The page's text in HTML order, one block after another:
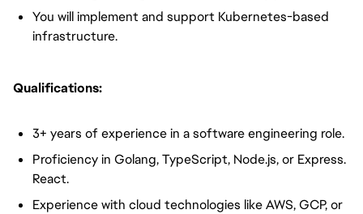
You will implement and support Kubernetes-based
infrastructure.
Qualifications:
3+ years of experience in a software engineering role.
Proficiency in Golang, TypeScript, Node.js, or Express.
React.
Experience with cloud technologies like AWS, GCP, or